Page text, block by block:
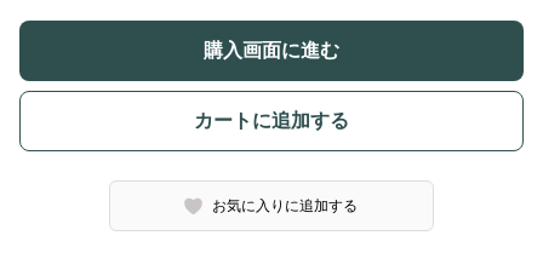
購入画面に進む
カートに追加する
お気に入りに追加する